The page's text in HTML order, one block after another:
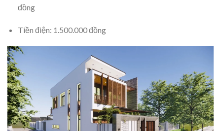
đồng
Tiền điện: 1.500.000 đồng